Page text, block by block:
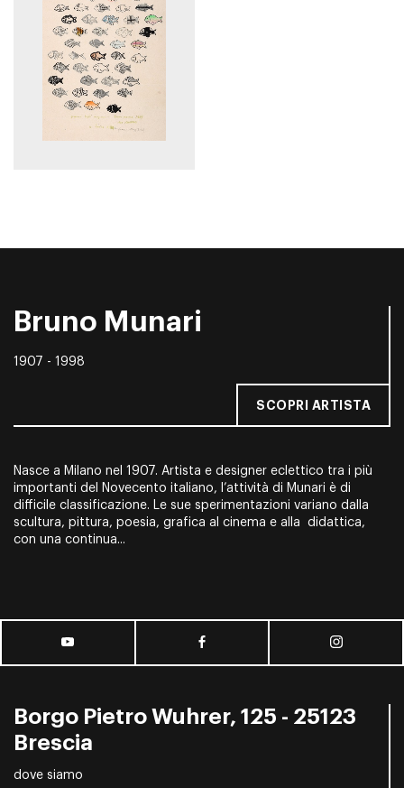
Bruno Munari
1907 - 1998
SCOPRI ARTISTA
Nasce a Milano nel 1907. Artista e designer eclettico tra i più
importanti del Novecento italiano, l’attività di Munari è di
difficile classificazione. Le sue sperimentazioni variano dalla
scultura, pittura, poesia, grafica al cinema e alla didattica,
con una continua...
Borgo Pietro Wuhrer, 125 - 25123
Brescia
dove siamo